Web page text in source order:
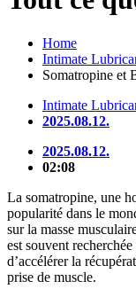
Home
Intimate
Somatropine et
Intimate
2025.08.12.
2025.08.12.
02:08
La somatropine, une
popularité dans le
sur la masse
est souvent
d’accélérer la
prise de muscle.